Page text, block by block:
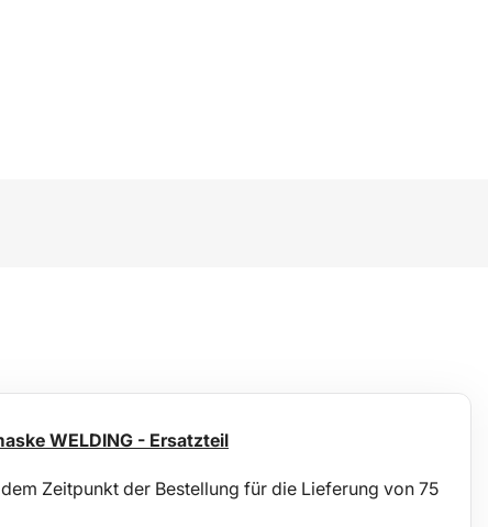
WELDING - Ersatzteil
Zeitpunkt der Bestellung für die Lieferung von 75